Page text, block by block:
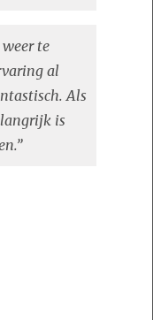
te
al
Als
is